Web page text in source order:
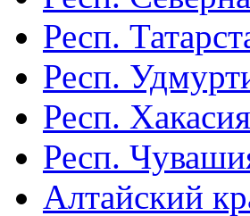
Респ.
Респ.
Респ. Хакасия
Респ.
Алтайский